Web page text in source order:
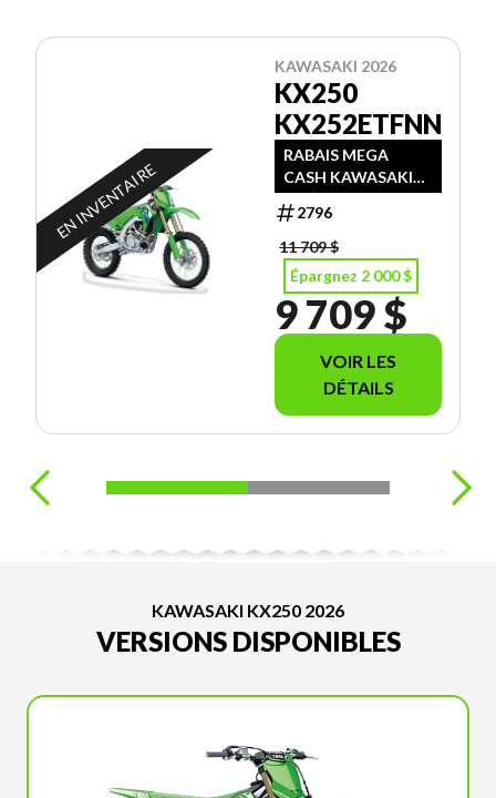
EN INVENTAIRE
KAWASAKI 2026
KX250
KX252ETFNN
RABAIS MEGA
CASH KAWASAKI
DE $1500.00 +
RABAIS PROMO
D'ÉTÉ MORIN
SPORTS DE $500.00
2796
11 709 $
Épargnez 2 000 $
9 709 $
VOIR LES
DÉTAILS
KAWASAKI KX250 2026
VERSIONS DISPONIBLES